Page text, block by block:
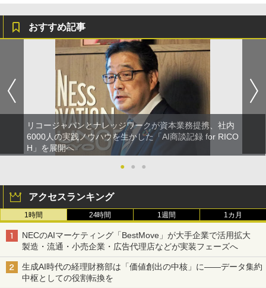
おすすめ記事
リコージャパンとナレッジワークが資本業務提携、社内
6000人の実践ノウハウを生かした「AI商談記録 for RICO
H」を展開へ
●
● ●
アクセスランキング
1時間 24時間 1週間 1カ月
NECのAIマーケティング「BestMove」が大手企業で活用拡大
製造・流通・小売企業・広告代理店などが実装フェーズへ
生成AI時代の経理財務部は「価値創出の中核」に――データ集約
中枢としての役割転換を